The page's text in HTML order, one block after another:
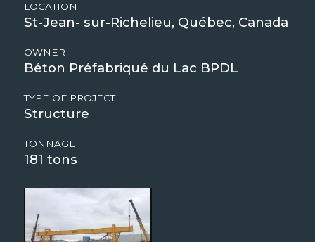
LOCATION
St-Jean- sur-Richelieu, Québec, Canada
OWNER
Béton Préfabriqué du Lac BPDL
TYPE OF PROJECT
Structure
TONNAGE
181